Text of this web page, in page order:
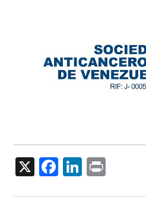
X Facebook
LinkedIn